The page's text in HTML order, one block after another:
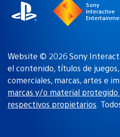
Sony
Interactive
Website © 2026 Sony
el contenido, títulos de
comerciales, marcas, artes e
marcas y/o material
respectivos propietarios.